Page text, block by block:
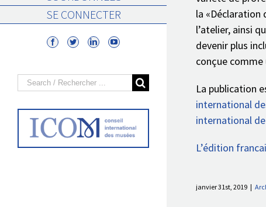
la «Déclaration
l’atelier, ainsi
devenir plus
conçue
La publication
international
international
L’édition
janvier 31st, 2019 |
SE CONNECTER
Search